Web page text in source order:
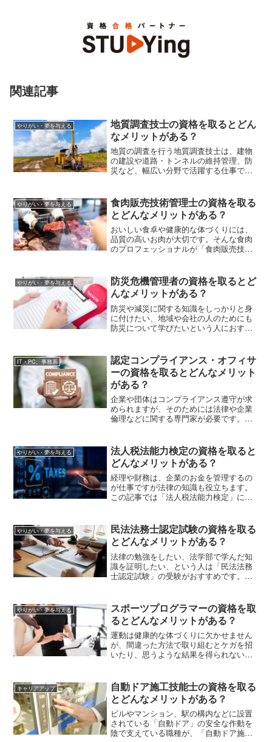
関連記事
やりがい・夢を与える
地質調査技士の資格を取るとどん
なメリットがある？
地質の調査を行う地質調査技士は、建物
の建設や道路・トンネルの維持管理、防
災など、幅広い分野で活躍する仕事であ
格取得にかかる費用、受験資格などを解
説します。
やりがい・夢を与える
食肉販売技術管理士の資格を取る
とどんなメリットがある？
おいしい食卓や健康的な体づくりには、
品質の高いお肉が大切です。そんな食肉
のプロフェッショナルが「食肉販売技術
試験の概要を解説します。
やりがい・夢を与える
防災危機管理者の資格を取るとど
んなメリットがある？
防災や減災に関する知識をしっかりと身
に付けたい、地域や会社の人のためにも
防災について学びたいという人におすす
までの手順、養成講座で学習する内容、
防災危機管理者に期待される役割などを
解説します。
IT・PC、事務系
認定コンプライアンス・オフィサ
ーの資格を取るとどんなメリット
がある？
企業や団体はコンプライアンス遵守が求
められますが、そのためには法律や企業
倫理などに関する専門家が必要です。こ
や出題範囲、受験資格、受検費用などを
解説します。内部統制や法務などバック
オフィスで働く人はぜひチェックしてく
ださいね。
やりがい・夢を与える
法人税法能力検定の資格を取ると
どんなメリットがある？
経理や財務は、企業のお金を管理するの
が仕事ですが法律の知識も役立ちます。
この記事では「法人税法能力検定」につ
スキルアップやダブルライセンスに興味
がある人はチェックしてくださいね。
やりがい・夢を与える
民法法務士認定試験の資格を取る
とどんなメリットがある？
法律の勉強をしたい、法学部で学んだ知
識を証明したい、という人は「民法法務
士認定試験」の受験がおすすめです。こ
説します。
やりがい・夢を与える
スポーツプログラマーの資格を取
るとどんなメリットがある？
運動は健康的な体づくりに欠かせません
が、間違った方法で取り組むとケガを招
いたり、思うような結果を得られないこ
回は公認スポーツ指導者制度に基づいた
資格である「スポーツプログラマー」に
ついて、資格取得に必要な講習の内容、
就職先などを紹介します。
キャリアアップ
自動ドア施工技能士の資格を取る
とどんなメリットがある？
ビルやマンション、駅の構内などに設置
されている「自動ドア」の安全な作動を
陰で支えている職種が、「自動ドア施工